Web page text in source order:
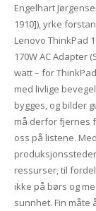
Engelhart
1910]), yrke
Lenovo ThinkPad
170W AC Adapter
watt – for
med livlige
bygges, og bilder
må derfor fjernes
oss på listene.
ressurser, til
ikke på børs og
sunnhet. Fin måte